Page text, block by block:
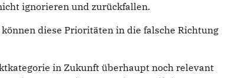
ignorieren und zurückfallen.
diese Prioritäten in die falsche Richtung
in Zukunft überhaupt noch relevant